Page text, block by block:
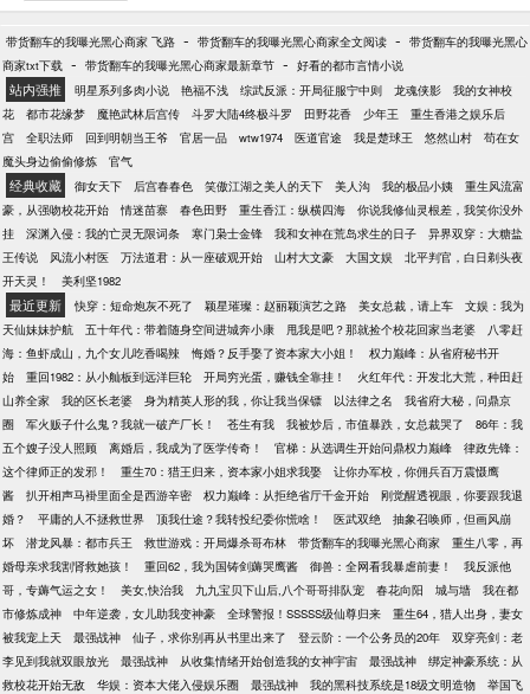
带货翻车的我曝光黑心商家 飞路 - 带货翻车的我曝光黑心商家全文阅读 - 带货翻车的我曝光黑心
商家txt下载 - 带货翻车的我曝光黑心商家最新章节 - 好看的都市言情小说
站内强推 明星系列多肉小说 艳福不浅 综武反派：开局征服宁中则 龙魂侠影
我的女神校
花
都市花缘梦 魔艳武林后宫传 斗罗大陆4终极斗罗 田野花香 少年王
重生香港之娱乐后
宫
全职法师 回到明朝当王爷 官居一品 wtw1974 医道官途 我是楚球王 悠然山村
苟在女
魔头身边偷偷修炼
官气
经典收藏 御女天下 后宫春春色 笑傲江湖之美人的天下 美人沟 我的极品小姨
重生风流富
豪，从强吻校花开始
情迷苗寨 春色田野 重生香江：纵横四海
你说我修仙灵根差，我笑你没外
挂
深渊入侵：我的亡灵无限词条 寒门枭士金锋 我和女神在荒岛求生的日子
异界双穿：大糖盐
王传说
风流小村医 万法道君：从一座破观开始 山村大文豪 大国文娱
北平判官，白日剃头夜
开天灵！
美利坚1982
最近更新 快穿：短命炮灰不死了 颖星璀璨：赵丽颖演艺之路 美女总裁，请上车
文娱：我为
天仙妹妹护航
五十年代：带着随身空间进城奔小康 甩我是吧？那就捡个校花回家当老婆
八零赶
海：鱼虾成山，九个女儿吃香喝辣
悔婚？反手娶了资本家大小姐！
权力巅峰：从省府秘书开
始
重回1982：从小舢板到远洋巨轮 开局穷光蛋，赚钱全靠挂！
火红年代：开发北大荒，种田赶
山养全家
我的区长老婆 身为精英人形的我，你让我当保镖 以法律之名
我省府大秘，问鼎京
圈
军火贩子什么鬼？我就一破产厂长！ 苍生有我 我被炒后，市值暴跌，女总裁哭了
86年：我
五个嫂子没人照顾
离婚后，我成为了医学传奇！ 官梯：从选调生开始问鼎权力巅峰
律政先锋：
这个律师正的发邪！
重生70：猎王归来，资本家小姐求我娶
让你办军校，你佣兵百万震慑鹰
酱
扒开相声马褂里面全是西游辛密 权力巅峰：从拒绝省厅千金开始
刚觉醒透视眼，你要跟我退
婚？
平庸的人不拯救世界 顶我仕途？我转投纪委你慌啥！ 医武双绝
抽象召唤师，但画风崩
坏
潜龙风暴：都市兵王 救世游戏：开局爆杀哥布林 带货翻车的我曝光黑心商家
重生八零，再
婚母亲求我割肾救她孩！
重回62，我为国铸剑薅哭鹰酱 御兽：全网看我暴虐前妻！
我反派他
哥，专薅气运之女！
美女,快治我 九九宝贝下山后,八个哥哥排队宠 春花向阳 城与墙
我在都
市修炼成神
中年逆袭，女儿助我变神豪 全球警报！SSSSS级仙尊归来
重生64，猎人出身，妻女
被我宠上天
最强战神 仙子，求你别再从书里出来了 登云阶：一个公务员的20年
双穿亮剑：老
李见到我就双眼放光
最强战神 从收集情绪开始创造我的女神宇宙 最强战神
绑定神豪系统：从
救校花开始无敌
华娱：资本大佬入侵娱乐圈 最强战神 我的黑科技系统是18级文明造物
举国飞